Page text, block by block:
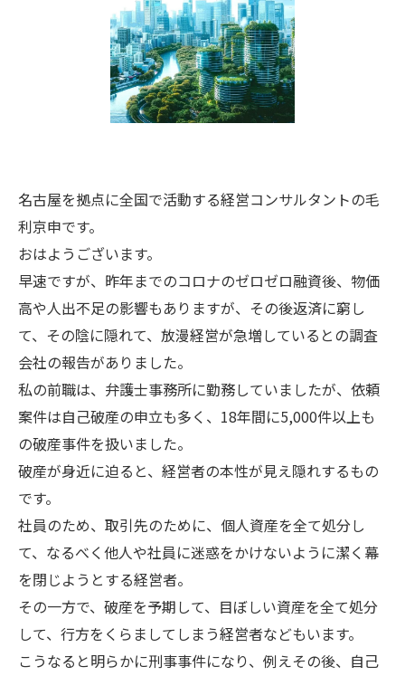
名古屋を拠点に全国で活動する経営コンサルタントの毛
利京申です。
おはようございます。
早速ですが、昨年までのコロナのゼロゼロ融資後、物価
高や人出不足の影響もありますが、その後返済に窮し
て、その陰に隠れて、放漫経営が急増しているとの調査
会社の報告がありました。
私の前職は、弁護士事務所に勤務していましたが、依頼
案件は自己破産の申立も多く、18年間に5,000件以上も
の破産事件を扱いました。
破産が身近に迫ると、経営者の本性が見え隠れするもの
です。
社員のため、取引先のために、個人資産を全て処分し
て、なるべく他人や社員に迷惑をかけないように潔く幕
を閉じようとする経営者。
その一方で、破産を予期して、目ぼしい資産を全て処分
して、行方をくらましてしまう経営者などもいます。
こうなると明らかに刑事事件になり、例えその後、自己